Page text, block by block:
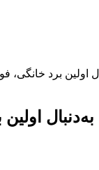
برد خانگی،
اولین